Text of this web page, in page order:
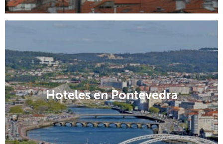
Hoteles en Pontevedra